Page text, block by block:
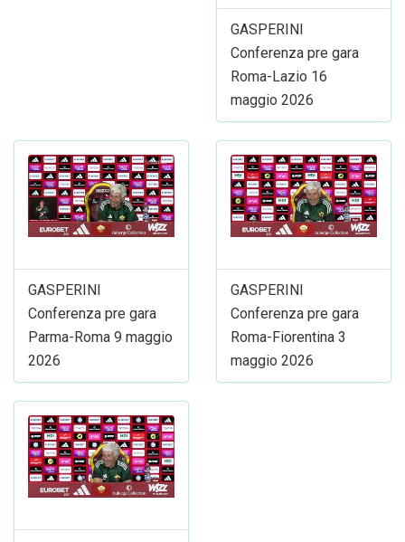
GASPERINI
Conferenza pre gara
Roma-Lazio 16
maggio 2026
GASPERINI
Conferenza pre gara
Parma-Roma 9 maggio
2026
GASPERINI
Conferenza pre gara
Roma-Fiorentina 3
maggio 2026